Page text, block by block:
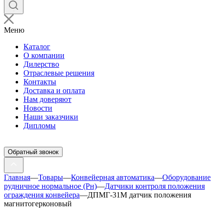
Меню
Каталог
О компании
Дилерство
Отраслевые решения
Контакты
Доставка и оплата
Нам доверяют
Новости
Наши заказчики
Дипломы
Обратный звонок
Главная—Товары—Конвейерная автоматика—Оборудование
рудничное нормальное (Рн)—Датчики контроля положения
ограждения конвейера—ДПМГ-31М датчик положения
магнитогерконовый